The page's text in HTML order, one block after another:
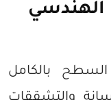
الهندسي
بالكامل